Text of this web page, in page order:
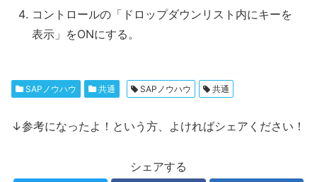
コントロールの「ドロップダウンリスト内にキーを
表示」をONにする。
SAPノウハウ 共通 SAPノウハウ 共通
↓参考になったよ！という方、よければシェアください！
シェアする